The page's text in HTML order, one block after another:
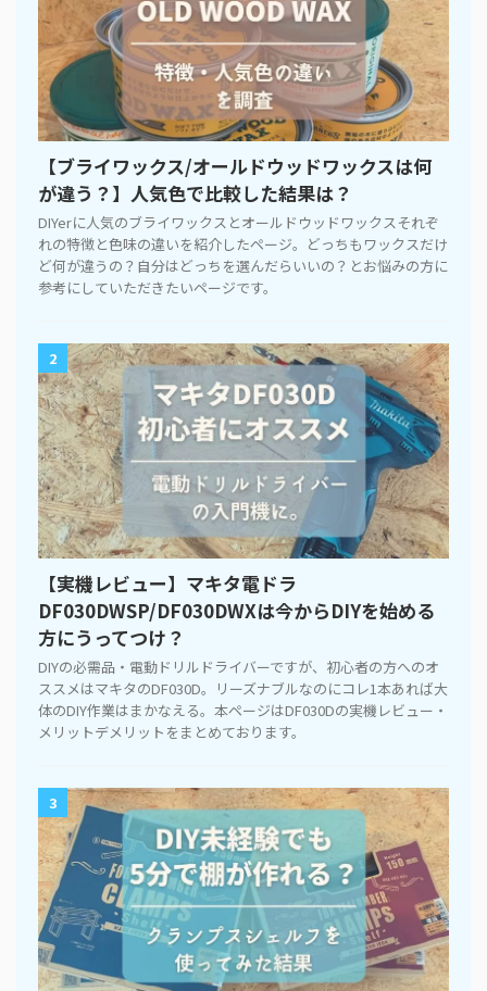
【ブライワックス/オールドウッドワックスは何
が違う？】人気色で比較した結果は？
DIYerに人気のブライワックスとオールドウッドワックスそれぞ
れの特徴と色味の違いを紹介したページ。どっちもワックスだけ
ど何が違うの？自分はどっちを選んだらいいの？とお悩みの方に
参考にしていただきたいページです。
2
【実機レビュー】マキタ電ドラ
DF030DWSP/DF030DWXは今からDIYを始める
方にうってつけ？
DIYの必需品・電動ドリルドライバーですが、初心者の方へのオ
ススメはマキタのDF030D。リーズナブルなのにコレ1本あれば大
体のDIY作業はまかなえる。本ページはDF030Dの実機レビュー・
メリットデメリットをまとめております。
3